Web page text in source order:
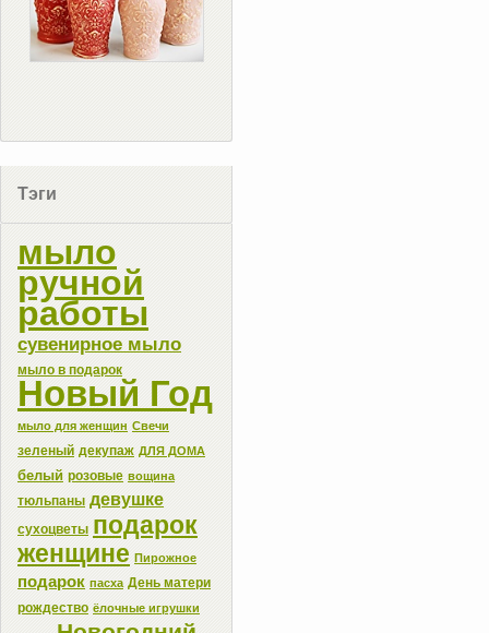
Тэги
мыло
ручной
работы
сувенирное мыло
мыло в подарок
Новый Год
мыло для женщин Свечи
зеленый декупаж ДЛЯ ДОМА
белый розовые вощина
тюльпаны девушке
сухоцветы подарок
женщине Пирожное
подарок пасха День матери
рождество ёлочные игрушки